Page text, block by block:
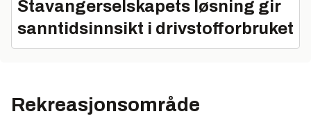
Stavangerselskapets løsning gir
sanntidsinnsikt i drivstofforbruket
Rekreasjonsområde